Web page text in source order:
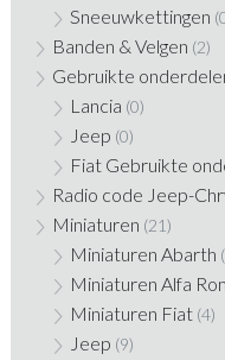
Sneeuwkettingen
Banden & Velgen (2)
Gebruikte
Lancia (0)
Jeep (0)
Fiat Gebruikte
Radio code Jeep-
Miniaturen (21)
Miniaturen Abarth
Miniaturen Alfa
Miniaturen Fiat (4)
Jeep (9)